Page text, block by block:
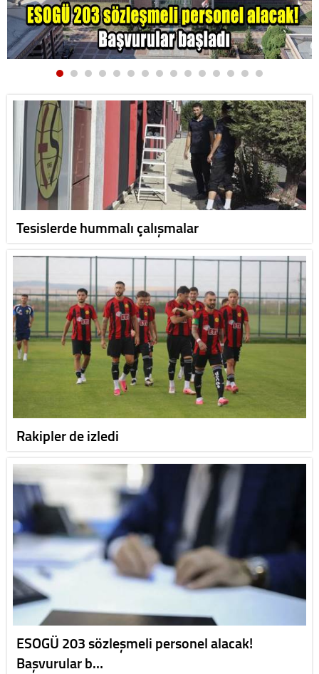
Tesislerde hummalı çalışmalar
Rakipler de izledi
ESOGÜ 203 sözleşmeli personel alacak!
Başvurular b…